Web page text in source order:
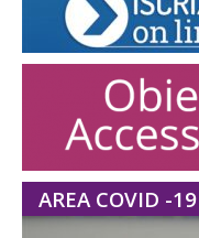
AREA COVID -19